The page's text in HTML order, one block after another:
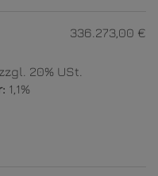
336.273,00 €
20% USt.
1,1%